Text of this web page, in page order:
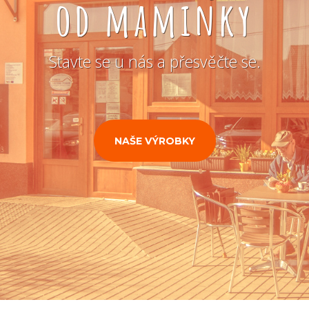
od maminky
Stavte se u nás a přesvěčte se.
NAŠE VÝROBKY